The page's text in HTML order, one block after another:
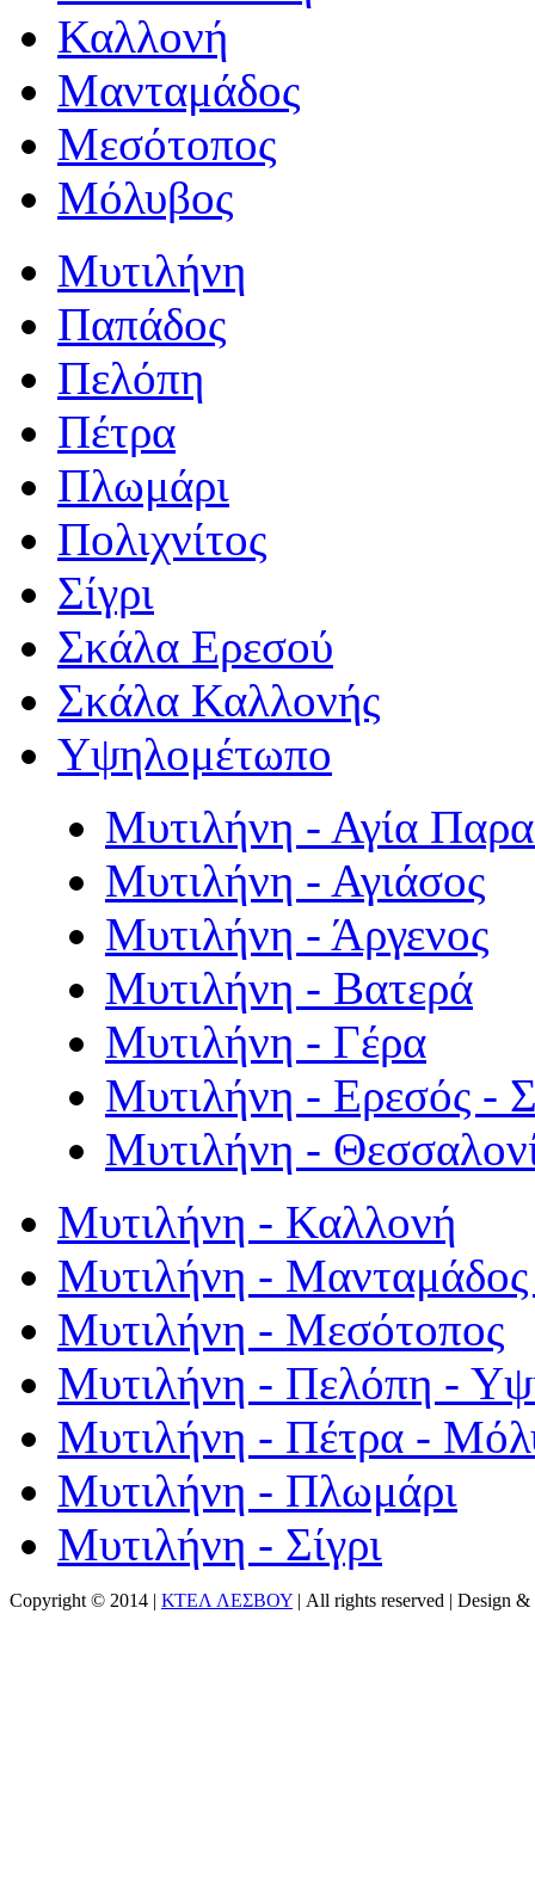
Καλλονή
Μανταμάδος
Μεσότοπος
Μόλυβος
Μυτιλήνη
Παπάδος
Πελόπη
Πέτρα
Πλωμάρι
Πολιχνίτος
Σίγρι
Σκάλα Ερεσού
Σκάλα Καλλονής
Υψηλομέτωπο
Μυτιλήνη - Αγία
Μυτιλήνη - Αγιάσος
Μυτιλήνη - Άργενος
Μυτιλήνη - Βατερά
Μυτιλήνη - Γέρα
Μυτιλήνη - Ερεσός -
Μυτιλήνη -
Μυτιλήνη - Καλλονή
Μυτιλήνη - Μανταμάδος
Μυτιλήνη - Μεσότοπος
Μυτιλήνη - Πελόπη -
Μυτιλήνη - Πέτρα -
Μυτιλήνη - Πλωμάρι
Μυτιλήνη - Σίγρι
Copyright © 2014 | ΚΤΕΛ ΛΕΣΒΟΥ | All rights reserved | Design &